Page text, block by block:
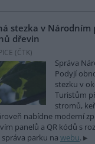
stezka v Národním
dřevin
(ČTK)
Správa
Podyjí
stezku v
Turistům
stromů,
nabídne moderní
panelů a QR kódů s
parku na webu.